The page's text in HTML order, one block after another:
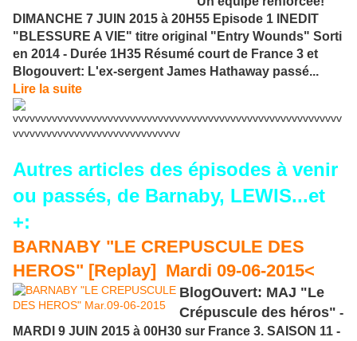
DIMANCHE 7 JUIN 2015 à 20H55 Episode 1 INEDIT
"BLESSURE A VIE" titre original "Entry Wounds" Sorti
en 2014 - Durée 1H35 Résumé court de France 3 et
Blogouvert: L'ex-sergent James Hathaway passé...
Lire la suite
vvvvvvvvvvvvvvvvvvvvvvvvvvvvvvvvvvvvvvvvvvvvvvvvvvvvvvvvvvv
vvvvvvvvvvvvvvvvvvvvvvvvvvvvvv
Autres articles des épisodes à venir
ou passés, de Barnaby, LEWIS...et
+:
BARNABY "LE CREPUSCULE DES
HEROS" [Replay] Mardi 09-06-2015<
BlogOuvert: MAJ "Le
Crépuscule des héros" -
MARDI 9 JUIN 2015 à 00H30 sur France 3. SAISON 11 -